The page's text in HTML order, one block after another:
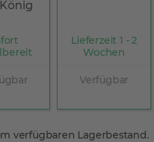
Lieferzeit 1 - 2
Wochen
Verfügbar
verfügbaren Lagerbestand.